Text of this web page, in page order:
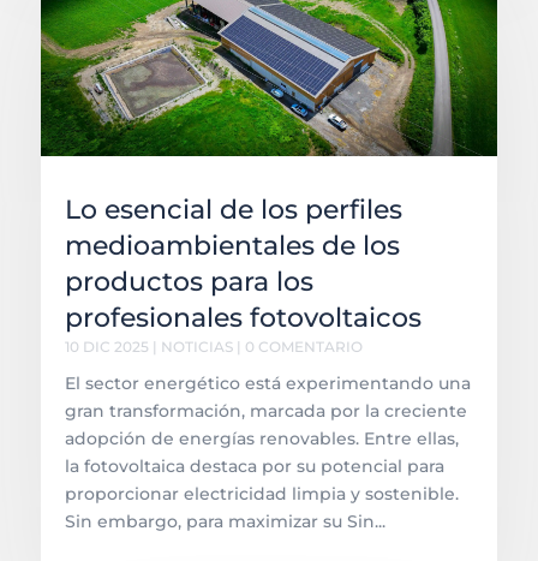
Lo esencial de los perfiles
medioambientales de los
productos para los
profesionales fotovoltaicos
10 DIC 2025 | NOTICIAS| 0 COMENTARIO
El sector energético está experimentando una
gran transformación, marcada por la creciente
adopción de energías renovables. Entre ellas,
la fotovoltaica destaca por su potencial para
proporcionar electricidad limpia y sostenible.
Sin embargo, para maximizar su Sin...